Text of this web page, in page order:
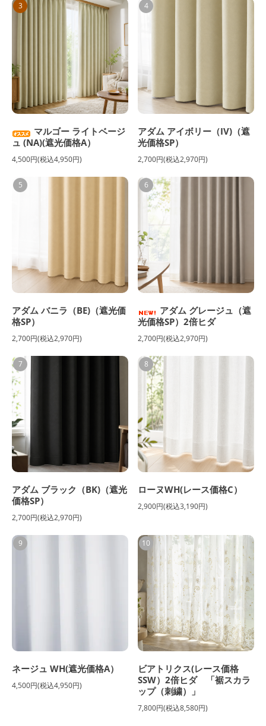
3
マルゴー ライトベージ
ュ (NA)(遮光価格A）
4,500円(税込4,950円)
4
アダム アイボリー（IV)（遮
光価格SP）
2,700円(税込2,970円)
5
アダム バニラ（BE)（遮光価
格SP）
2,700円(税込2,970円)
6
アダム グレージュ（遮
光価格SP）2倍ヒダ
2,700円(税込2,970円)
7
アダム ブラック（BK)（遮光
価格SP）
2,700円(税込2,970円)
8
ローヌWH(レース価格C）
2,900円(税込3,190円)
9
ネージュ WH(遮光価格A）
4,500円(税込4,950円)
10
ビアトリクス(レース価格
SSW）2倍ヒダ 「裾スカラ
ップ（刺繍）」
7,800円(税込8,580円)